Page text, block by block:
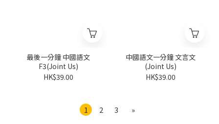
最後一分鐘 中國語文
F3(Joint Us)
HK$39.00
中國語文一分鐘 文言文
(Joint Us)
HK$39.00
1 2 3 »